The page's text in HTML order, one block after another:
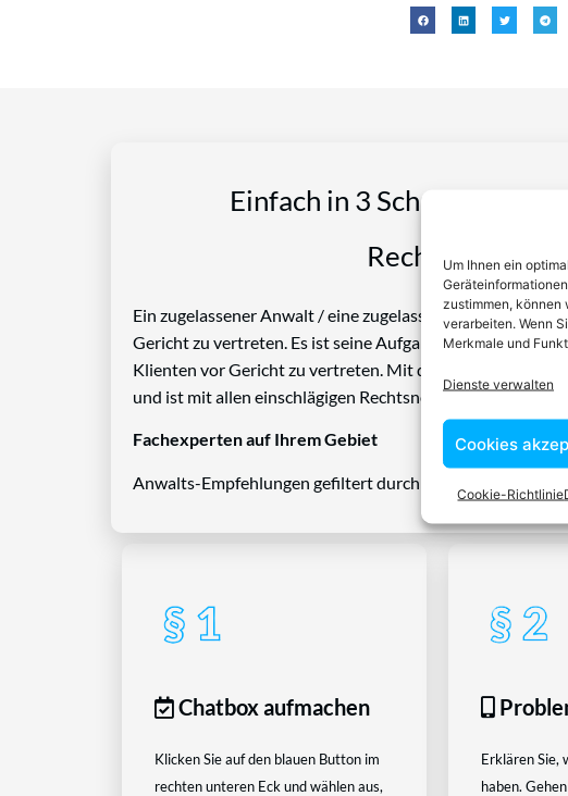
Um Ihnen ein
zustimmen, können
verarbeiten. Wenn
Merkmale und
Dienste verwalten
Cookies
Cookie-Richtlinie
Einfach in 3 Schritten
Rechtsproblem
Ein zugelassener Anwalt / eine zugelassen Anwältin ist
Gericht zu vertreten. Es ist seine Aufgabe,
Klienten vor Gericht zu vertreten. Mit diesem Wissen
und ist mit allen einschlägigen Rechtsnormen vertraut.
Fachexperten auf Ihrem Gebiet
Anwalts-Empfehlungen gefiltert durch das RechtEasy-
Chatbox aufmachen
Klicken Sie auf den blauen Button im
rechten unteren Eck und wählen aus,
Erklären Sie,
haben.